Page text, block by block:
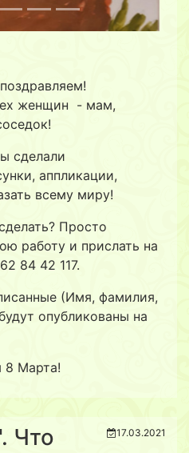
женщин - мам,
сделали
аппликации,
всему миру!
Просто
работу и прислать на
84 42 117.
(Имя, фамилия,
опубликованы на
Марта!
Что
17.03.2021